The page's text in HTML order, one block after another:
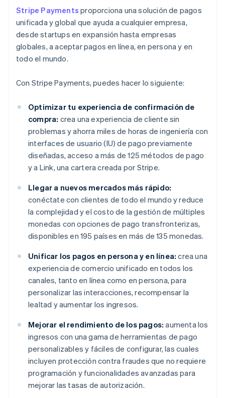
Stripe Payments proporciona una solución de pagos
unificada y global que ayuda a cualquier empresa,
desde startups en expansión hasta empresas
globales, a aceptar pagos en línea, en persona y en
todo el mundo.
Con Stripe Payments, puedes hacer lo siguiente:
Optimizar tu experiencia de confirmación de
compra: crea una experiencia de cliente sin
problemas y ahorra miles de horas de ingeniería con
interfaces de usuario (IU) de pago previamente
diseñadas, acceso a más de 125 métodos de pago
y a Link, una cartera creada por Stripe.
Llegar a nuevos mercados más rápido:
conéctate con clientes de todo el mundo y reduce
la complejidad y el costo de la gestión de múltiples
monedas con opciones de pago transfronterizas,
disponibles en 195 países en más de 135 monedas.
Unificar los pagos en persona y en línea: crea una
experiencia de comercio unificado en todos los
canales, tanto en línea como en persona, para
personalizar las interacciones, recompensar la
lealtad y aumentar los ingresos.
Mejorar el rendimiento de los pagos: aumenta los
ingresos con una gama de herramientas de pago
personalizables y fáciles de configurar, las cuales
incluyen protección contra fraudes que no requiere
programación y funcionalidades avanzadas para
mejorar las tasas de autorización.